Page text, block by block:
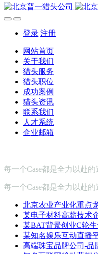
登录 注册
网站首页
关于我们
猎头服务
猎头职位
成功案例
猎头资讯
联系我们
人才系统
企业邮箱
每一个Case都是全力以赴的
每一个Case都是全力以赴的
北京农业产业化重点
某电子材料高薪技术
某BAT背景创业C轮
某知名娱乐互动直播
高端珠宝品牌公司-品